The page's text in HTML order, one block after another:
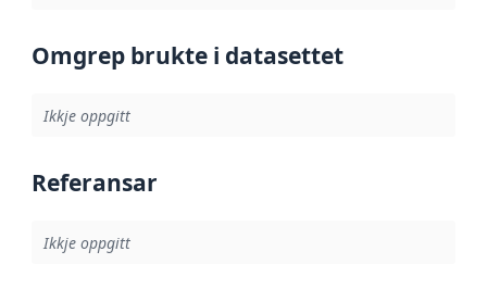
Omgrep brukte i datasettet
Ikkje oppgitt
Referansar
Ikkje oppgitt